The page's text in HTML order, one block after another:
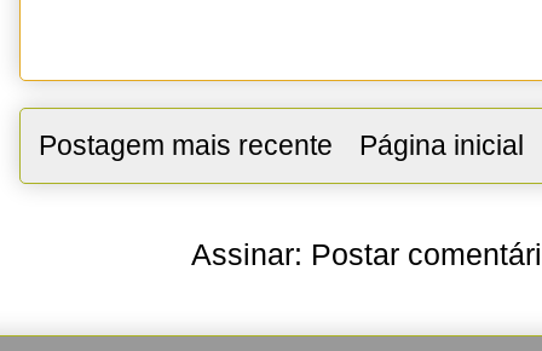
Postagem mais recente Página inicial
Assinar: Postar